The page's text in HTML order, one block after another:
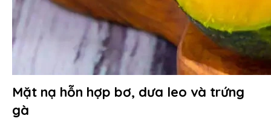
Mặt nạ hỗn hợp bơ, dưa leo và trứng
gà